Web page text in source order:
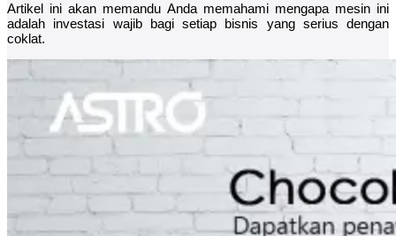
Artikel ini akan memandu Anda memahami mengapa mesin ini
adalah investasi wajib bagi setiap bisnis yang serius dengan
coklat.